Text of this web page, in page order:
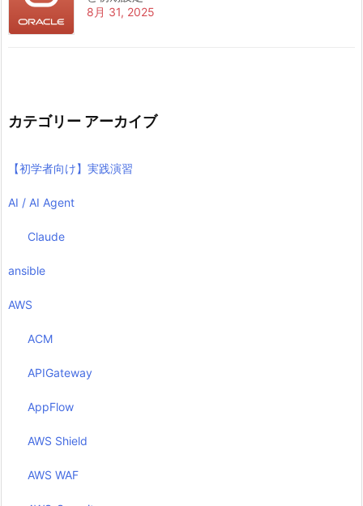
8月 31, 2025
カテゴリー アーカイブ
【初学者向け】実践演習
AI / AI Agent
Claude
ansible
AWS
ACM
APIGateway
AppFlow
AWS Shield
AWS WAF